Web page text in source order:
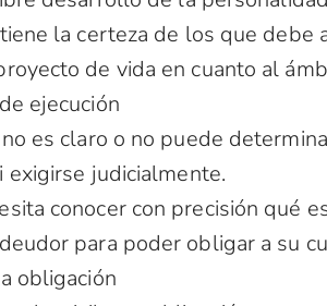
la certeza de los que debe
de vida en cuanto al
ejecución
es claro o no puede
exigirse judicialmente.
conocer con precisión qué
para poder obligar a su
obligación